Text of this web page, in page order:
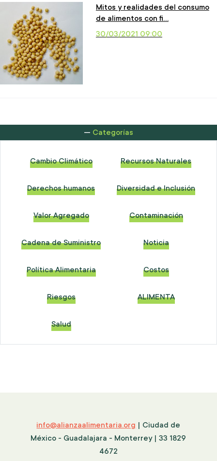
Mitos y realidades del consumo
de alimentos con fi…
30/03/2021 09:00
Categorías
Cambio Climático Recursos Naturales
Derechos humanos Diversidad e Inclusión
Valor Agregado Contaminación
Cadena de Suministro Noticia
Política Alimentaria Costos
Riesgos ALIMENTA
Salud
info@alianzaalimentaria.org | Ciudad de
México - Guadalajara - Monterrey | 33 1829
4672